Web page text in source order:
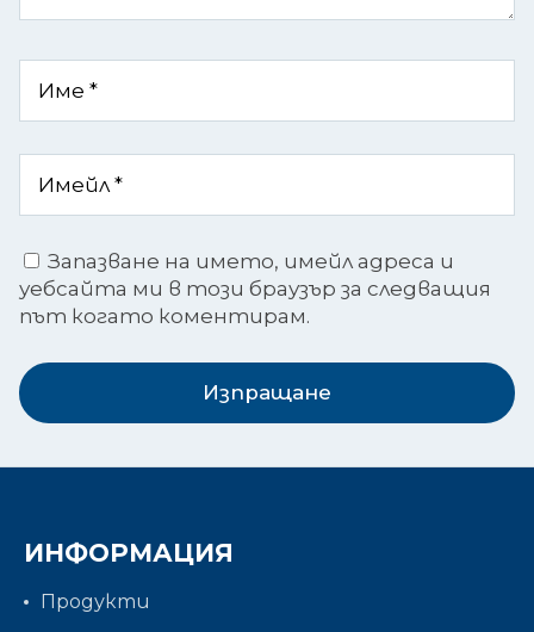
Запазване на името, имейл адреса и
уебсайта ми в този браузър за следващия
път когато коментирам.
Изпращане
ИНФОРМАЦИЯ
Продукти